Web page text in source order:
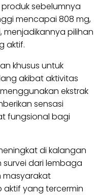
sebelumnya
mencapai 808 mg,
menjadikannya pilihan
aktif.
khusus untuk
akibat aktivitas
ekstrak
sensasi
fungsional bagi
di kalangan
survei dari lembaga
masyarakat
yang tercermin